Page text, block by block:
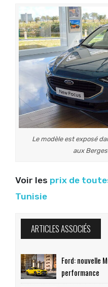
Le modèle est exposé
aux
Voir les prix de
Tunisie
ARTICLES ASSOCIÉS
Ford: nouvelle
performance